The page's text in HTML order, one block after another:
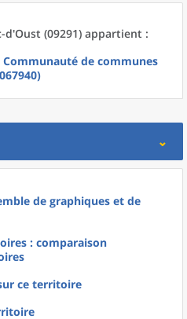
d'Oust (09291) appartient :
Communauté de communes
de graphiques et de
: comparaison
ce territoire